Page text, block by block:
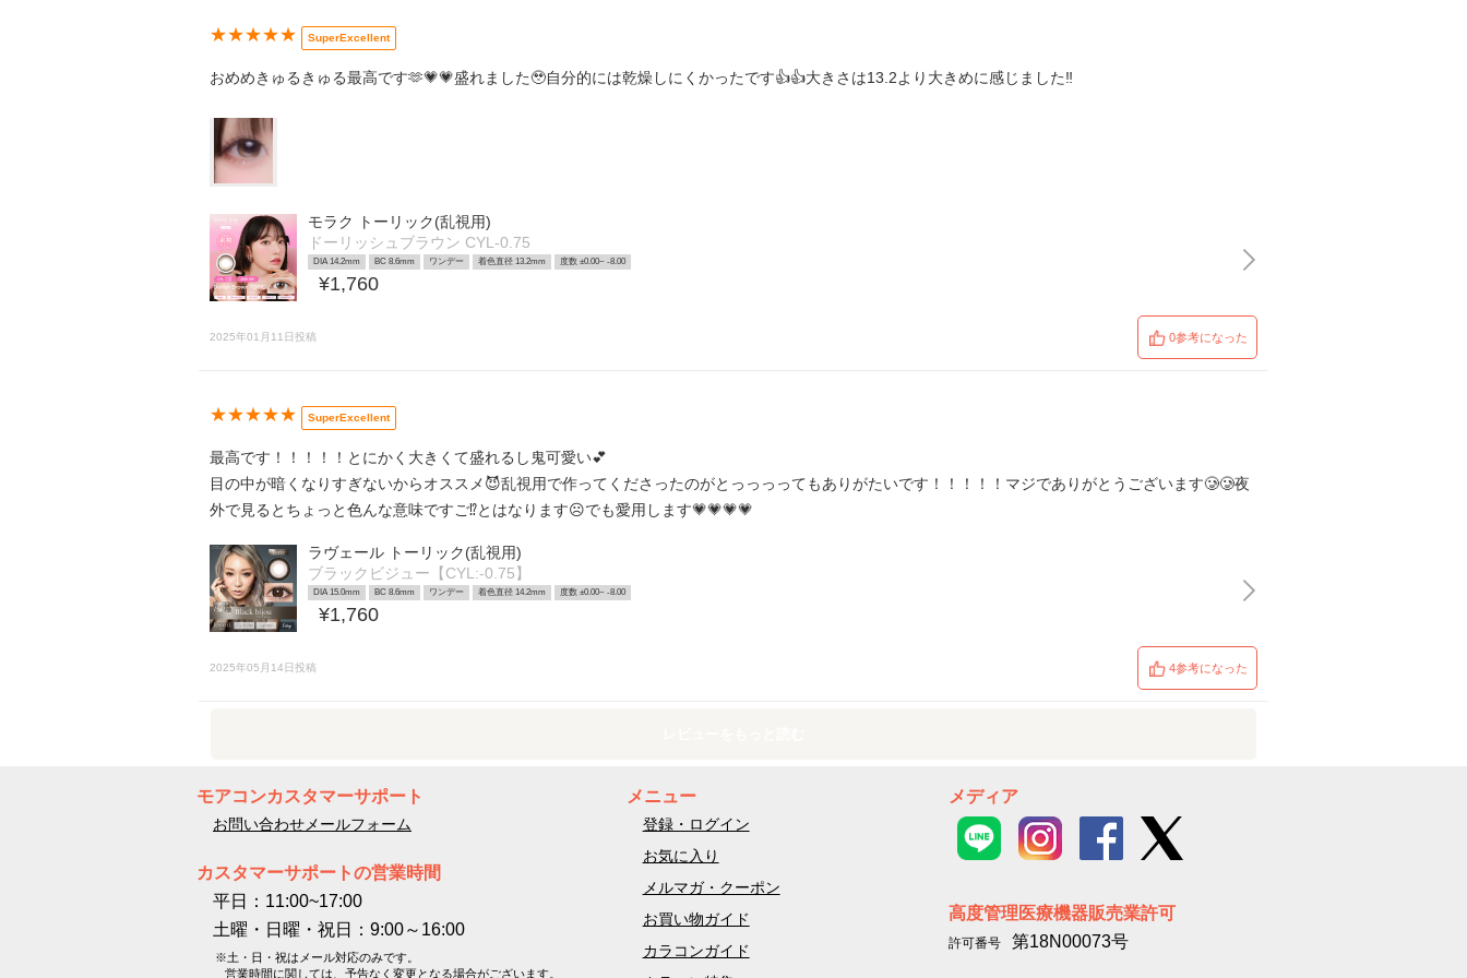
★★★★★ SuperExcellent
おめめきゅるきゅる最高です🫶💗💗盛れました🥹自分的には乾燥しにくかったです👍👍大きさは13.2より大きめに感じました‼︎
モラク トーリック(乱視用)
ドーリッシュブラウン CYL-0.75
DIA 14.2mm BC 8.6mm ワンデー 着色直径 13.2mm 度数 ±0.00~ -8.00
¥1,760
2025年01月11日投稿 0参考になった
★★★★★ SuperExcellent
最高です！！！！！とにかく大きくて盛れるし鬼可愛い💕
目の中が暗くなりすぎないからオススメ😈乱視用で作ってくださったのがとっっっってもありがたいです！！！！！マジでありがとうございます🥲🥲夜
外で見るとちょっと色んな意味ですご⁉︎とはなります☹️でも愛用します💗💗💗💗
ラヴェール トーリック(乱視用)
ブラックビジュー【CYL:-0.75】
DIA 15.0mm BC 8.6mm ワンデー 着色直径 14.2mm 度数 ±0.00~ -8.00
¥1,760
2025年05月14日投稿 4参考になった
モアコンカスタマーサポート
お問い合わせメールフォーム
カスタマーサポートの営業時間
平日：11:00~17:00
土曜・日曜・祝日：9:00～16:00
※土・日・祝はメール対応のみです。
営業時間に関しては、予告なく変更となる場合がございます。
メニュー
登録・ログイン
お気に入り
メルマガ・クーポン
お買い物ガイド
カラコンガイド
メディア
高度管理医療機器販売業許可
許可番号 第18N00073号